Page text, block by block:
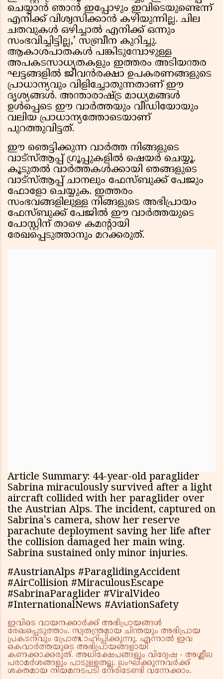
ചെയ്യാൻ ഞാൻ ഇപ്പോഴും ഇവിടെയുണ്ടെന്ന്
എനിക്ക് വിശ്വസിക്കാൻ കഴിയുന്നില്ല. ചില
ചതവുകൾ ഒഴിച്ചാൽ എനിക്ക് ഒന്നും
സംഭവിച്ചിട്ടില്ല,’ സബ്രീന കുറിച്ചു.
ആകാശപാതകൾ പങ്കിടുമ്പോഴുള്ള
അപകടസാധ്യതകളും ഇത്തരം അടിയന്തര
ഘട്ടങ്ങളിൽ ജീവൻരക്ഷാ ഉപകരണങ്ങളുടെ
പ്രാധാന്യവും വിളിച്ചോതുന്നതാണ് ഈ
ദൃശ്യങ്ങൾ. അന്താരാഷ്ട്ര മാധ്യമങ്ങൾ
ഉൾപ്പെടെ ഈ വാർത്തയും വീഡിയോയും
വലിയ പ്രാധാന്യത്തോടെയാണ്
പുറത്തുവിട്ടത്.
ഈ ഞെട്ടിക്കുന്ന വാർത്ത നിങ്ങളുടെ
വാട്സ്ആപ്പ് ഗ്രൂപ്പുകളിൽ ഷെയർ ചെയ്യൂ.
കൂടുതൽ വാർത്തകൾക്കായി ഞങ്ങളുടെ
വാട്സ്ആപ്പ് ചാനലും ഫേസ്ബുക്ക് പേജും
ഫോളോ ചെയ്യുക. ഇത്തരം
സംഭവങ്ങളിലുള്ള നിങ്ങളുടെ അഭിപ്രായം
ഫേസ്ബുക്ക് പേജിൽ ഈ വാർത്തയുടെ
പോസ്റ്റിന് താഴെ കമന്റായി
രേഖപ്പെടുത്താനും മറക്കരുത്.
Article Summary: 44-year-old paraglider
Sabrina miraculously survived after a light
aircraft collided with her paraglider over
the Austrian Alps. The incident, captured on
Sabrina's camera, show her reserve
parachute deployment saving her life after
the collision damaged her main wing.
Sabrina sustained only minor injuries.
#AustrianAlps #ParaglidingAccident
#AirCollision #MiraculousEscape
#SabrinaParaglider #ViralVideo
#InternationalNews #AviationSafety
ഇവിടെ വായനക്കാർക്ക് അഭിപ്രായങ്ങൾ
രേഖപ്പെടുത്താം. സ്വതന്ത്രമായ ചിന്തയും അഭിപ്രായ
പ്രകടനവും പ്രോത്സാഹിപ്പിക്കുന്നു. എന്നാൽ ഇവ
കെവാർത്തയുടെ അഭിപ്രായങ്ങളായി
കണക്കാക്കരുത്. അധിക്ഷേപങ്ങളും വിദ്വേഷ - അശ്ലീല
പരാമർശങ്ങളും പാടുള്ളതല്ല. ലംഘിക്കുന്നവർക്ക്
ശക്തമായ നിയമനടപടി നേരിടേണ്ടി വന്നേക്കാം.